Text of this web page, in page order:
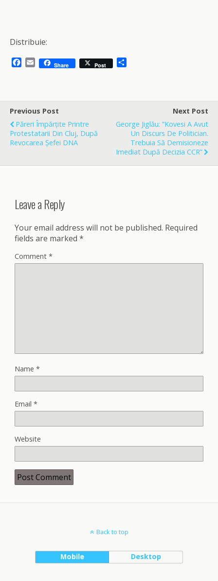
Distribuie:
b
o
o
k
E
l
Share Post
e
Previous Post
Păreri Împărțite Printre
Protestatarii Din Cluj, După
Revocarea Șefei DNA
Next Post
George Jiglău: ”Kovesi A Avut
Un Discurs De Politician.
Trebuia Să Demisioneze
Imediat După Decizia CCR”
Leave a Reply
Your email address will not be published. Required
fields are marked *
Comment *
Name *
Email *
Website
Back to top
Mobile Desktop